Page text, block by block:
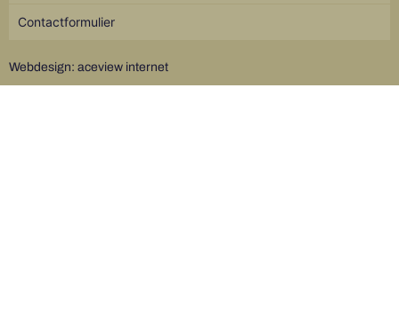
Webdesign: aceview internet
Contactformulier